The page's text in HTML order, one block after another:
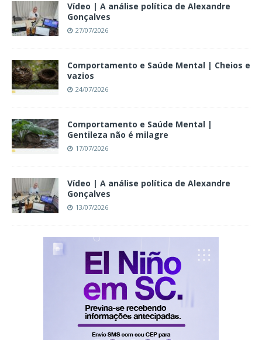
Vídeo | A análise política de Alexandre
Gonçalves
27/07/2026
Comportamento e Saúde Mental | Cheios e
vazios
24/07/2026
Comportamento e Saúde Mental |
Gentileza não é milagre
17/07/2026
Vídeo | A análise política de Alexandre
Gonçalves
13/07/2026